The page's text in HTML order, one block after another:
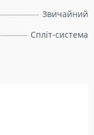
Звичайний
Спліт-система